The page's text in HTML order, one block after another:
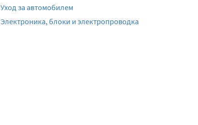
Уход за автомобилем
Электроника, блоки и электропроводка